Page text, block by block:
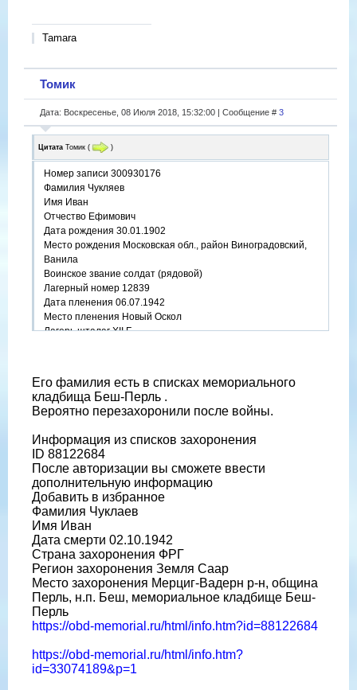
Tamara
Томик
Дата: Воскресенье, 08 Июля 2018, 15:32:00 | Сообщение # 3
Цитата Томик ( )
Номер записи 300930176
Фамилия Чукляев
Имя Иван
Отчество Ефимович
Дата рождения 30.01.1902
Место рождения Московская обл., район Виноградовский,
Ванила
Воинское звание солдат (рядовой)
Лагерный номер 12839
Дата пленения 06.07.1942
Место пленения Новый Оскол
Лагерь шталаг XII F
Его фамилия есть в списках мемориального
кладбища Беш-Перль .
Вероятно перезахоронили после войны.
Информация из списков захоронения
ID 88122684
После авторизации вы сможете ввести
дополнительную информацию
Добавить в избранное
Фамилия Чуклаев
Имя Иван
Дата смерти 02.10.1942
Страна захоронения ФРГ
Регион захоронения Земля Саар
Место захоронения Мерциг-Вадерн р-н, община
Перль, н.п. Беш, мемориальное кладбище Беш-
Перль
https://obd-memorial.ru/html/info.htm?id=88122684
https://obd-memorial.ru/html/info.htm?
id=33074189&p=1